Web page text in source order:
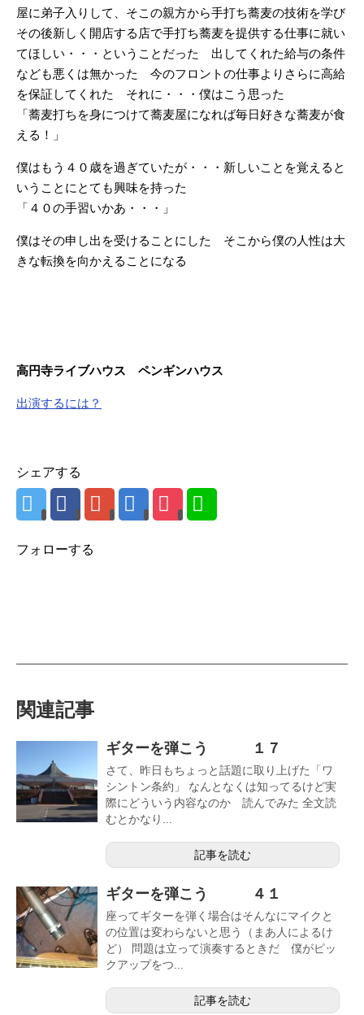
屋に弟子入りして、そこの親方から手打ち蕎麦の技術を学び
その後新しく開店する店で手打ち蕎麦を提供する仕事に就い
てほしい・・・ということだった 出してくれた給与の条件
なども悪くは無かった 今のフロントの仕事よりさらに高給
を保証してくれた それに・・・僕はこう思った
「蕎麦打ちを身につけて蕎麦屋になれば毎日好きな蕎麦が食
える！」
僕はもう４０歳を過ぎていたが・・・新しいことを覚えると
いうことにとても興味を持った
「４０の手習いかあ・・・」
僕はその申し出を受けることにした そこから僕の人性は大
きな転換を向かえることになる
高円寺ライブハウス ペンギンハウス
出演するには？
シェアする
フォローする
関連記事
ギターを弾こう １７
さて、昨日もちょっと話題に取り上げた「ワ
シントン条約」 なんとなくは知ってるけど実
際にどういう内容なのか 読んでみた 全文読
むとかなり...
記事を読む
ギターを弾こう ４１
座ってギターを弾く場合はそんなにマイクと
の位置は変わらないと思う（まあ人によるけ
ど） 問題は立って演奏するときだ 僕がピッ
クアップをつ...
記事を読む